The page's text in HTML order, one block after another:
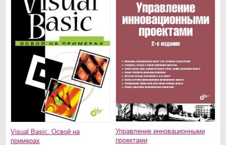
Visual Basic. Освой на
примерах
Управление инновационными
проектами